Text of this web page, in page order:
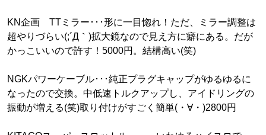
KN企画 TTミラー･･･形に一目惚れ！ただ、ミラー調整は
超やりづらい(;´Д｀)拡大鏡なので見え方に癖にある。だが
かっこいいので許す！5000円。結構高い(笑)
NGKパワーケーブル･･･純正プラグキャップがゆるゆるに
なったので交換。中低速トルクアップし、アイドリングの
振動が増える(笑)取り付けがすごく簡単(・∀・)2800円